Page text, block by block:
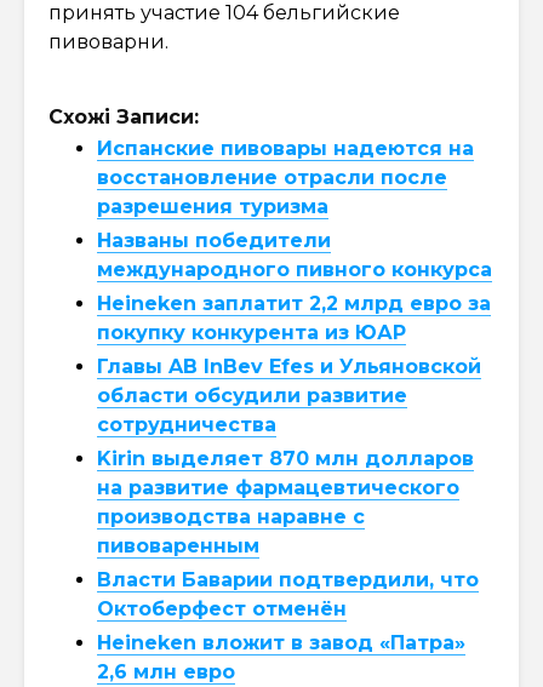
принять участие 104 бельгийские
пивоварни.
Схожі Записи:
Испанские пивовары надеются на
восстановление отрасли после
разрешения туризма
Названы победители
международного пивного конкурса
Heineken заплатит 2,2 млрд евро за
покупку конкурента из ЮАР
Главы AB InBev Efes и Ульяновской
области обсудили развитие
сотрудничества
Kirin выделяет 870 млн долларов
на развитие фармацевтического
производства наравне с
пивоваренным
Власти Баварии подтвердили, что
Октоберфест отменён
Heineken вложит в завод «Патра»
2,6 млн евро